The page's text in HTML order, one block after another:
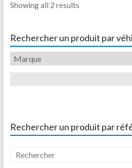
Showing all 2 results
Rechercher un produit par
Rechercher un produit par